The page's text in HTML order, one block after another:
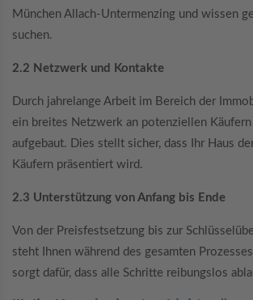
München Allach-Untermenzing und wissen
suchen.
2.2 Netzwerk und Kontakte
Durch jahrelange Arbeit im Bereich der
ein breites Netzwerk an potenziellen
aufgebaut. Dies stellt sicher, dass Ihr Haus
Käufern präsentiert wird.
2.3 Unterstützung von Anfang bis Ende
Von der Preisfestsetzung bis zur
steht Ihnen während des gesamten
sorgt dafür, dass alle Schritte reibungslos